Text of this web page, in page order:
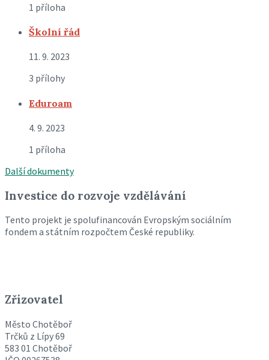
1 příloha
Školní řád
11. 9. 2023
3 přílohy
Eduroam
4. 9. 2023
1 příloha
Další dokumenty
Investice do rozvoje vzdělávání
Tento projekt je spolufinancován Evropským sociálním
fondem a státním rozpočtem České republiky.
Zřizovatel
Město Chotěboř
Trčků z Lípy 69
583 01 Chotěboř